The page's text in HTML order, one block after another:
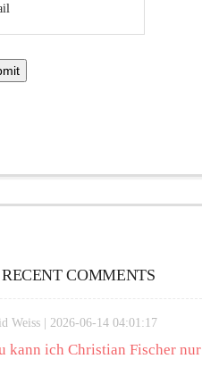
COMMENTS
Weiss | 2026-06-14 04:01:17
kann ich Christian Fischer nur